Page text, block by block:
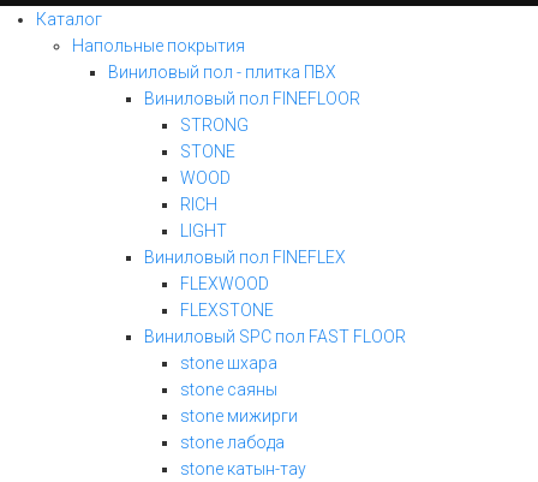
Каталог
Напольные покрытия
Виниловый пол - плитка ПВХ
Виниловый пол FINEFLOOR
STRONG
STONE
WOOD
RICH
LIGHT
Виниловый пол FINEFLEX
FLEXWOOD
FLEXSTONE
Виниловый SPC пол FAST FLOOR
stone шхара
stone саяны
stone мижирги
stone лабода
stone катын-тау